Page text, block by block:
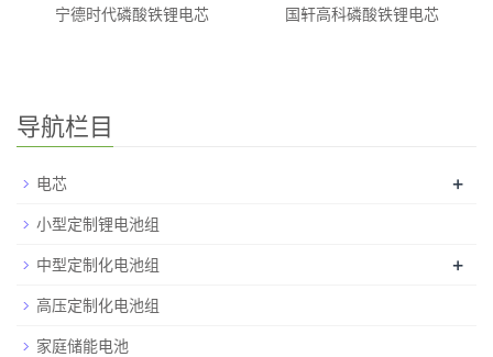
宁德时代磷酸铁锂电芯 国轩高科磷酸铁锂电芯
导航栏目
电芯 +
小型定制锂电池组
中型定制化电池组
+
高压定制化电池组
家庭储能电池